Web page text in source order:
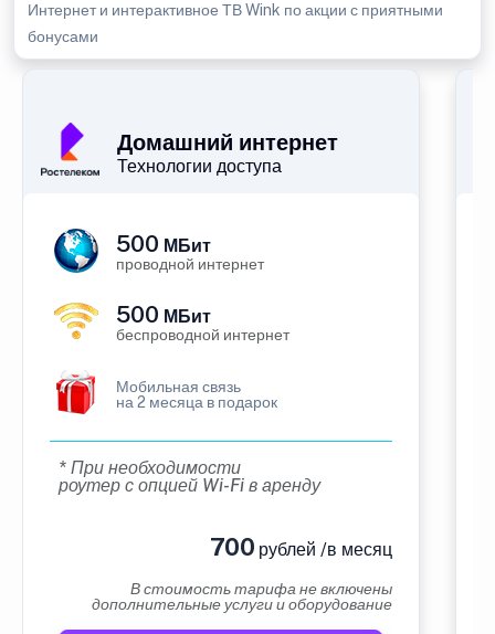
Интернет и интерактивное ТВ Wink по акции с приятными
бонусами
Домашний интернет
Технологии доступа
500 МБит
проводной интернет
500 МБит
беспроводной интернет
Мобильная связь
на 2 месяца в подарок
* При необходимости
роутер с опцией Wi-Fi в аренду
700 рублей /в месяц
В стоимость тарифа не включены
дополнительные услуги и оборудование